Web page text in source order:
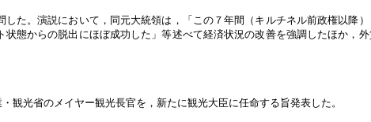
た。演説において，同元大統領は，「この７年間（キルチネル前政権以降）
態からの脱出にほぼ成功した」等述べて経済状況の改善を強調したほか，
観光省のメイヤー観光長官を，新たに観光大臣に任命する旨発表した。